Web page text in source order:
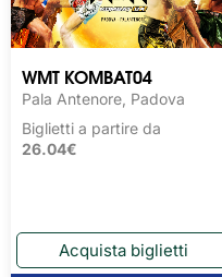
WMT KOMBAT04
Pala Antenore, Padova
Biglietti a partire da
26.04€